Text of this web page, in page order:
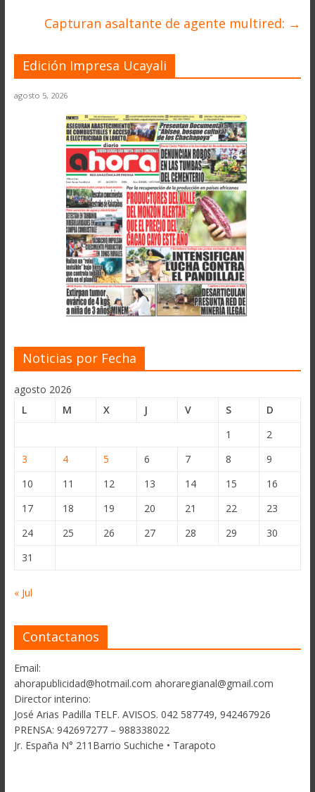
Capturan asaltante de agente multired: →
Edición Impresa Ucayali
agosto 5, 2026
Noticias por Fecha
agosto 2026
L
M X J V S
D
1
2
3
4 5 6 7 8
9
10
11 12 13 14 15
16
17
18 19 20 21 22
23
24
25 26 27 28 29
30
31
« Jul
Contactanos
Email:
ahorapublicidad@hotmail.com ahoraregianal@gmail.com
Director interino:
José Arias Padilla TELF. AVISOS. 042 587749, 942467926
PRENSA: 942697277 – 988338022
Jr. España N° 211Barrio Suchiche • Tarapoto